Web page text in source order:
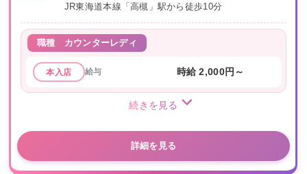
JR東海道本線「高槻」駅から徒歩10分
職種 カウンターレディ
本入店 給与 時給 2,000円～
続きを見る
詳細を見る